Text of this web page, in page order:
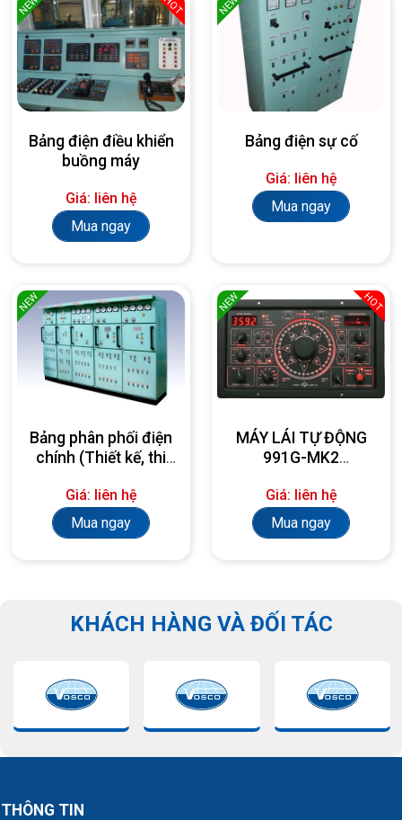
NEW HOT
Bảng điện điều khiển
buồng máy
Giá: liên hệ
Mua ngay
NEW
Bảng điện sự cố
Giá: liên hệ
Mua ngay
NEW
Bảng phân phối điện
chính (Thiết kế, thi
yêu cầu)
Giá: liên hệ
Mua ngay
NEW HOT
MÁY LÁI TỰ ĐỘNG
991G-MK2
Giá: liên hệ
Mua ngay
KHÁCH HÀNG VÀ ĐỐI TÁC
THÔNG TIN